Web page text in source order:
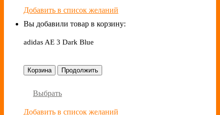
Добавить в список желаний
Вы добавили товар в корзину:
adidas AE 3 Dark Blue
Корзина Продолжить
Выбрать
Добавить в список желаний